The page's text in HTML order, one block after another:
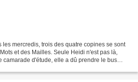
les mercredis, trois des quatre copines se sont
et des Mailles. Seule Heidi n'est pas là,
camarade d'étude, elle a dû prendre le bus